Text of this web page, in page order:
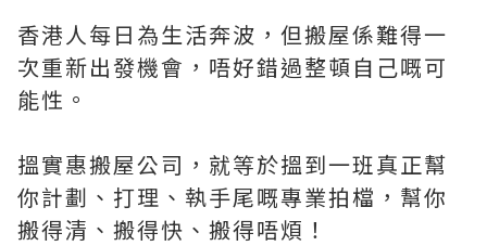
香港人每日為生活奔波，但搬屋係難得一
次重新出發機會，唔好錯過整頓自己嘅可
能性。
搵實惠搬屋公司，就等於搵到一班真正幫
你計劃、打理、執手尾嘅專業拍檔，幫你
搬得清、搬得快、搬得唔煩！